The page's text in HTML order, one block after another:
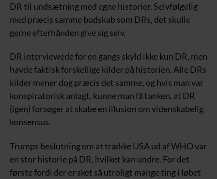
DR til undsætning med egne historier. Selvfølgelig
med præcis samme budskab som DRs, det skulle
gerne efterhånden give sig selv.
DR interviewede for en gangs skyld ikke kun DR, men
havde faktisk forskellige kilder på historien. Alle DRs
kilder mener dog præcis det samme, og hvis man var
konspiratorisk anlagt, kunne man få tanken, at DR
(igen) forsøger at skabe en illusion om videnskabelig
konsensus.
Trumps beslutning om at trække USA ud af WHO var
en stor historie på DR, hvilket kan undre. For det
første fordi der er sket så utroligt mange ting i løbet